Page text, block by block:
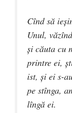
Cînd să
Unul,
şi căuta cu
printre ei,
ist, şi ei s-
pe stînga,
lîngă ei.